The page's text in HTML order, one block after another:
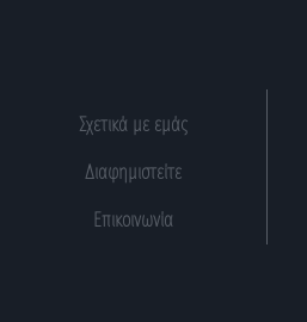
Σχετικά με εμάς
Διαφημιστείτε
Επικοινωνία